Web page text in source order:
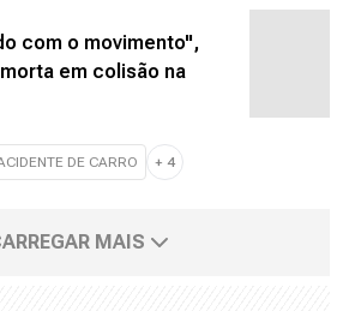
com o movimento",
em colisão na
DE CARRO + 4
MAIS